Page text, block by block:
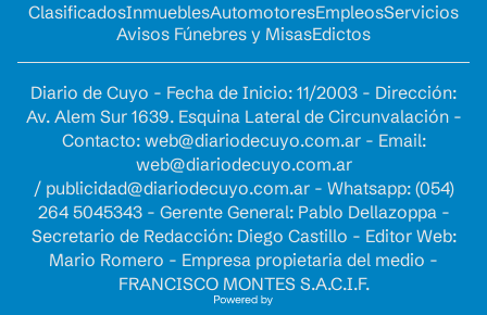
ClasificadosInmueblesAutomotoresEmpleosServicios
Avisos Fúnebres y MisasEdictos
Diario de Cuyo - Fecha de Inicio: 11/2003 - Dirección:
Av. Alem Sur 1639. Esquina Lateral de Circunvalación -
Contacto: web@diariodecuyo.com.ar- Email:
web@diariodecuyo.com.ar
/ publicidad@diariodecuyo.com.ar- Whatsapp: (054)
264 5045343 - Gerente General: Pablo Dellazoppa -
Secretario de Redacción: Diego Castillo - Editor Web:
Mario Romero - Empresa propietaria del medio -
FRANCISCO MONTES S.A.C.I.F.